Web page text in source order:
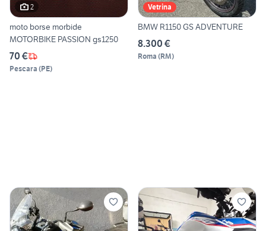
2
moto borse morbide
MOTORBIKE PASSION gs1250
70 €
Pescara (PE)
Vetrina
BMW R1150 GS ADVENTURE
8.300 €
Roma (RM)